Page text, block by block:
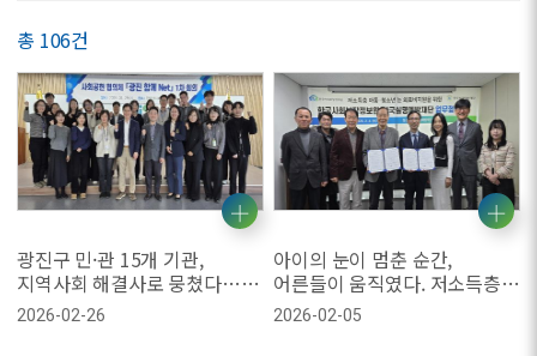
총 106건
광진구 민·관 15개 기관,
지역사회 해결사로 뭉쳤다…
‘광진 함께 Net’ 2026년 본격
가동
2026-02-26
아이의 눈이 멈춘 순간,
어른들이 움직였다. 저소득층
아동·청소년 눈 의료비 지원
협력
2026-02-05